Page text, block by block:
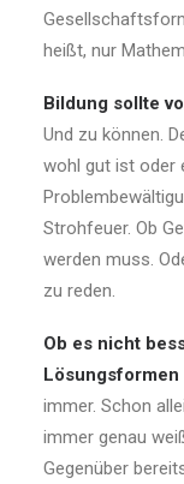
heißt, nur
Bildung sollte
Und zu können.
wohl gut ist oder
Strohfeuer. Ob
werden muss.
zu reden.
Ob es nicht
immer. Schon
immer genau
Gegenüber